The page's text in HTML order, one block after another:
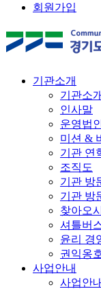
회원가입
기관소개
기관소개
인사말
운영법
미션 &
기관 연
조직도
기관 방
기관 방
찾아오
셔틀버
윤리 경
권익옹
사업안내
사업안내